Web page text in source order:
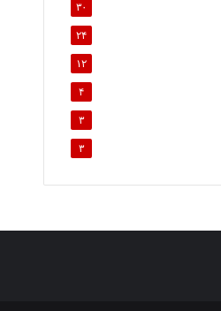
۳۰
۲۴
۱۲
۴
۳
۳